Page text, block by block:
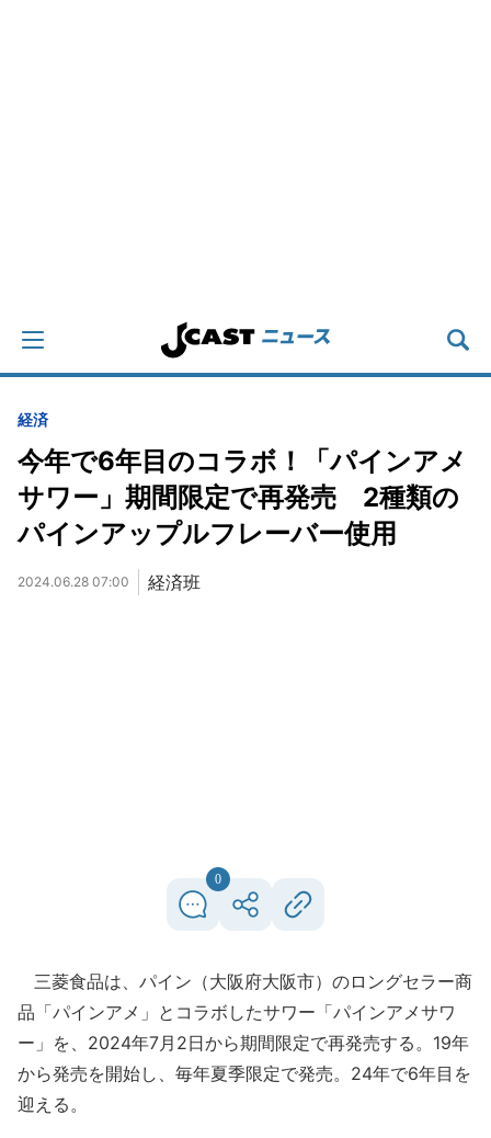
経済
今年で6年目のコラボ！「パインアメ
サワー」期間限定で再発売 2種類の
パインアップルフレーバー使用
2024.06.28 07:00 経済班
0
三菱食品は、パイン（大阪府大阪市）のロングセラー商
品「パインアメ」とコラボしたサワー「パインアメサワ
ー」を、2024年7月2日から期間限定で再発売する。19年
から発売を開始し、毎年夏季限定で発売。24年で6年目を
迎える。